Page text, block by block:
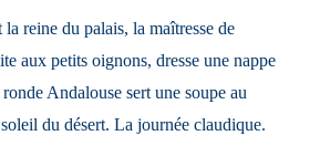
reine du palais, la maîtresse de
aux petits oignons, dresse une nappe
Andalouse sert une soupe au
du désert. La journée claudique.